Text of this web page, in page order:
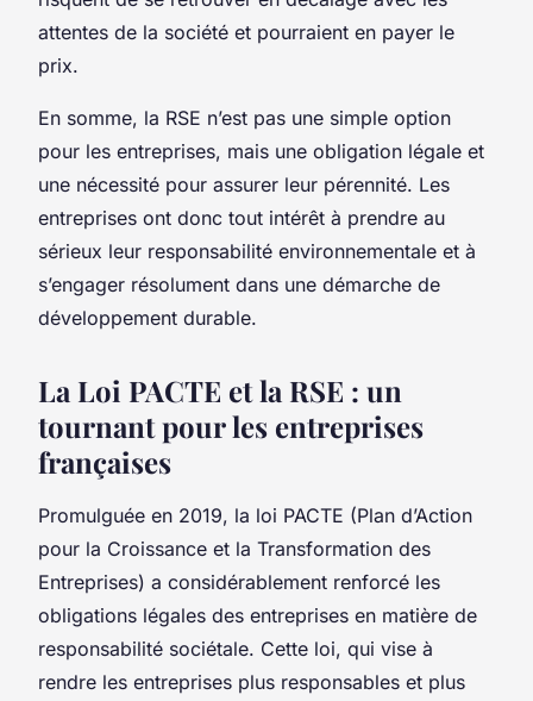
attentes de la société et pourraient en payer le
prix.
En somme, la RSE n’est pas une simple option
pour les entreprises, mais une obligation légale et
une nécessité pour assurer leur pérennité. Les
entreprises ont donc tout intérêt à prendre au
sérieux leur responsabilité environnementale et à
s’engager résolument dans une démarche de
développement durable.
La Loi PACTE et la RSE : un
tournant pour les entreprises
françaises
Promulguée en 2019, la loi PACTE (Plan d’Action
pour la Croissance et la Transformation des
Entreprises) a considérablement renforcé les
obligations légales des entreprises en matière de
responsabilité sociétale. Cette loi, qui vise à
rendre les entreprises plus responsables et plus